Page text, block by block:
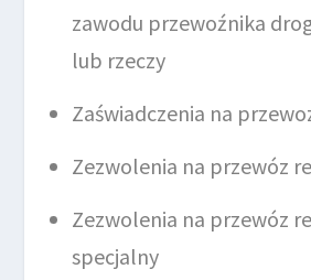
zawodu przewoźnika
lub rzeczy
Zaświadczenia na
Zezwolenia na przewóz
Zezwolenia na przewóz
specjalny